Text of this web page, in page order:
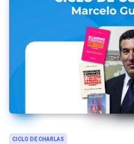
CICLO DE CHARLAS